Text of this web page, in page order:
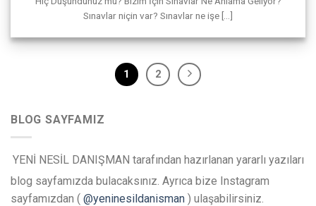
Sınavlar niçin var? Sınavlar ne işe [...]
1 2
BLOG SAYFAMIZ
YENİ NESİL DANIŞMAN tarafından hazırlanan yararlı yazıları
blog sayfamızda bulacaksınız. Ayrıca bize Instagram
sayfamızdan ( @yeninesildanisman ) ulaşabilirsiniz.